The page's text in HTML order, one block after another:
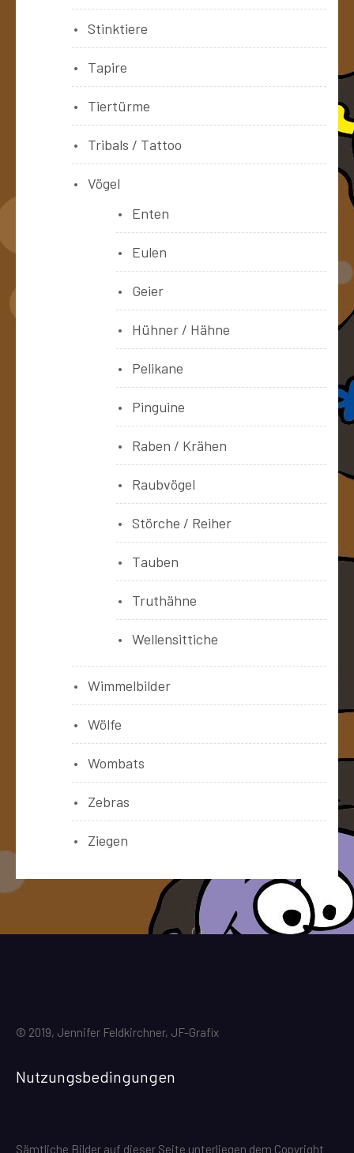
Stinktiere
Tapire
Tiertürme
Tribals / Tattoo
Vögel
Enten
Eulen
Geier
Hühner / Hähne
Pelikane
Pinguine
Raben / Krähen
Raubvögel
Störche / Reiher
Tauben
Truthähne
Wellensittiche
Wimmelbilder
Wölfe
Wombats
Zebras
Ziegen
© 2019, Jennifer Feldkirchner, JF-Grafix
Nutzungsbedingungen
Sämtliche Bilder auf dieser Seite unterliegen dem Copyright